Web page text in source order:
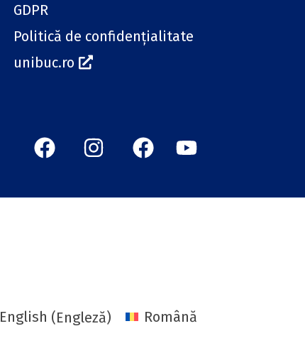
GDPR
Politică de confidențialitate
unibuc.ro
English (Engleză) Română